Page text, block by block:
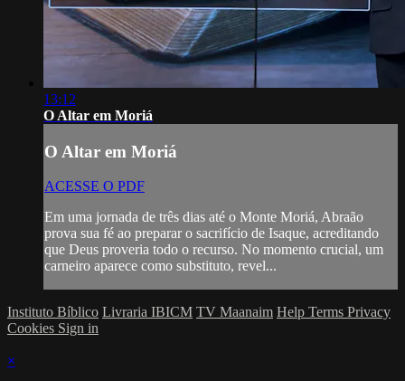
13:12
O Altar em Moriá
O Altar em Moriá
ACESSE O PDF
Em uma jornada de três dias até o Monte Moriá, Abraão
prova sua fé ao preparar o sacrifício de Isaque, acreditando
que Deus proveria todo o recurso. No momento crucial, um
carneiro aparece como substituto, revel...
Instituto Bíblico Livraria IBICM TV Maanaim Help Terms Privacy
Cookies Sign in
×